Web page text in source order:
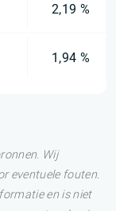
2,19 %
1,94 %
Wij
eventuele fouten.
en is niet